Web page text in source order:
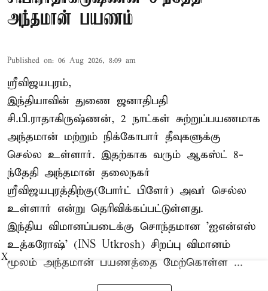
அந்தமான் பயணம்
Published on: 06 Aug 2026, 8:09 am
ஸ்ரீவிஜயபுரம்,
இந்தியாவின் துணை ஜனாதிபதி
சி.பி.ராதாகிருஷ்ணன், 2 நாட்கள் சுற்றுப்பயணமாக
அந்தமான் மற்றும் நிக்கோபார் தீவுகளுக்கு
செல்ல உள்ளார். இதற்காக வரும் ஆகஸ்ட் 8-
ந்தேதி அந்தமான் தலைநகர்
ஸ்ரீவிஜயபுரத்திற்கு(போர்ட் பிளேர்) அவர் செல்ல
உள்ளார் என்று தெரிவிக்கப்பட்டுள்ளது.
இந்திய விமானப்படைக்கு சொந்தமான 'ஐஎன்எஸ்
உத்கரோஷ்' (INS Utkrosh) சிறப்பு விமானம்
மூலம் அந்தமான் பயணத்தை மேற்கொள்ள ...
X